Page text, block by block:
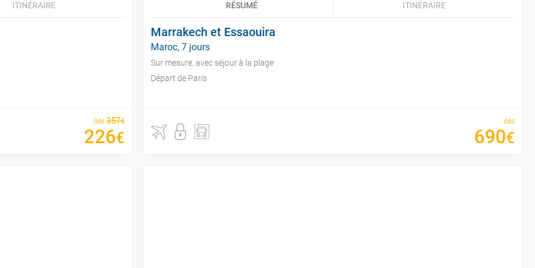
ITINÉRAIRE
dès 357€
226€
RÉSUMÉ ITINÉRAIRE
Marrakech et Essaouira
Maroc, 7 jours
Sur mesure, avec séjour à la plage
Départ de Paris
dès
690€